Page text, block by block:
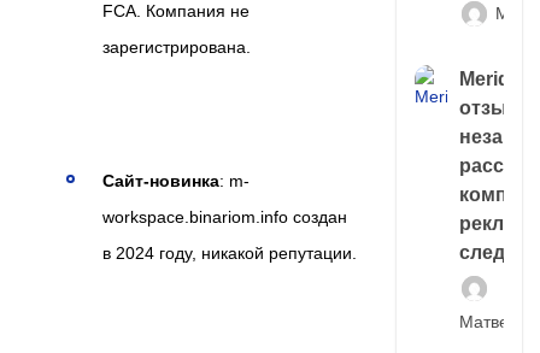
FCA. Компания не
зарегистрирована.
Сайт-новинка: m-
workspace.binariom.info создан
в 2024 году, никакой репутации.
следа
Матвей